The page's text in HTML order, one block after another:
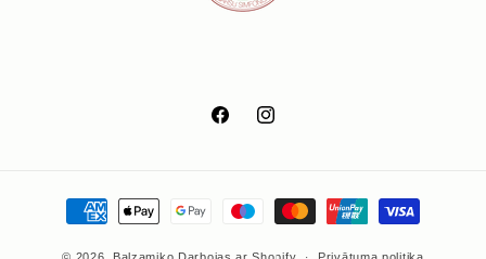
FacebookInstagram
Maksājumu